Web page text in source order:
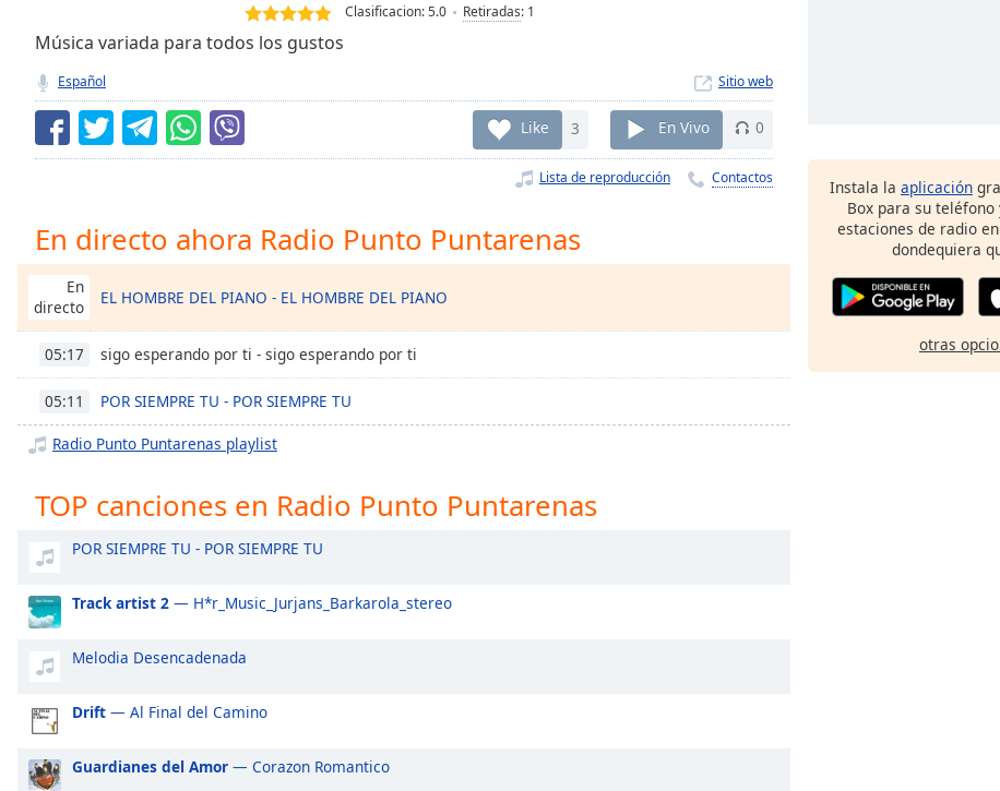
Seek to
currently
behind
LIVE
Remaining
Time-
Playback
Rate
Chapters
Chapters
Descriptions
descriptions
off,
subtitles
opens
settings
subtitles
off
selected
Clasificacion:5.0 Retiradas: 1
Música variada para todos los gustos
Español Sitio web
Like 3 En Vivo 0
Lista de reproducción Contactos
En directo ahora Radio Punto Puntarenas
En
directo
EL HOMBRE DEL PIANO - EL HOMBRE DEL PIANO
05:17 sigo esperando por ti - sigo esperando por ti
05:11 POR SIEMPRE TU - POR SIEMPRE TU
Radio Punto Puntarenas playlist
TOP canciones en Radio Punto Puntarenas
POR SIEMPRE TU - POR SIEMPRE TU
Track artist 2 — H*r_Music_Jurjans_Barkarola_stereo
Melodia Desencadenada
Drift — Al Final del Camino
Guardianes del Amor — Corazon Romantico
Instala la aplicación
Box para su teléfono
estaciones de radio
dondequiera
otras